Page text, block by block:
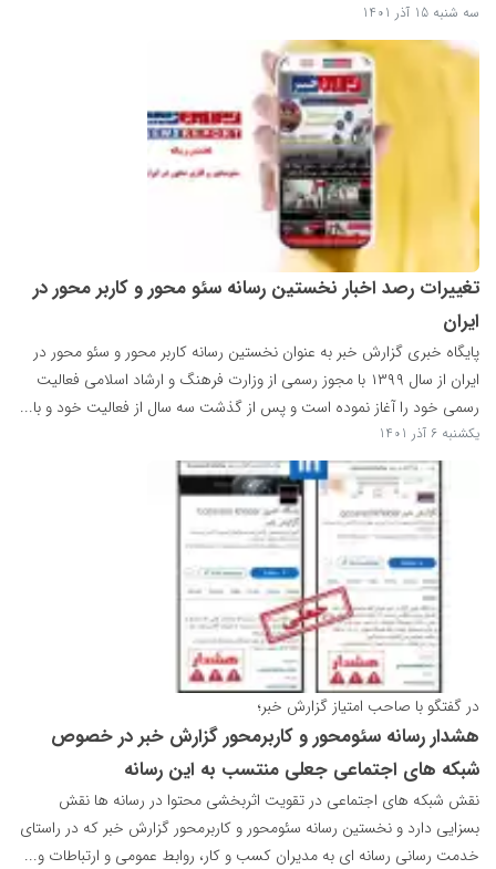
سه شنبه 15 آذر 1401
تغییرات رصد اخبار نخستین رسانه سئو محور و کاربر محور در
ایران
پایگاه خبری گزارش خبر به عنوان نخستین رسانه کاربر محور و سئو محور در
ایران از سال ۱۳۹۹ با مجوز رسمی از وزارت فرهنگ و ارشاد اسلامی فعالیت
رسمی خود را آغاز نموده است و پس از گذشت سه سال از فعالیت خود و با...
یکشنبه 6 آذر 1401
در گفتگو با صاحب امتیاز گزارش خبر؛
هشدار رسانه سئومحور و کاربرمحور گزارش خبر در خصوص
شبکه های اجتماعی جعلی منتسب به این رسانه
نقش شبکه های اجتماعی در تقویت اثربخشی محتوا در رسانه ها نقش
بسزایی دارد و نخستین رسانه سئومحور و کاربرمحور گزارش خبر که در راستای
خدمت رسانی رسانه ای به مدیران کسب و کار، روابط عمومی و ارتباطات و...